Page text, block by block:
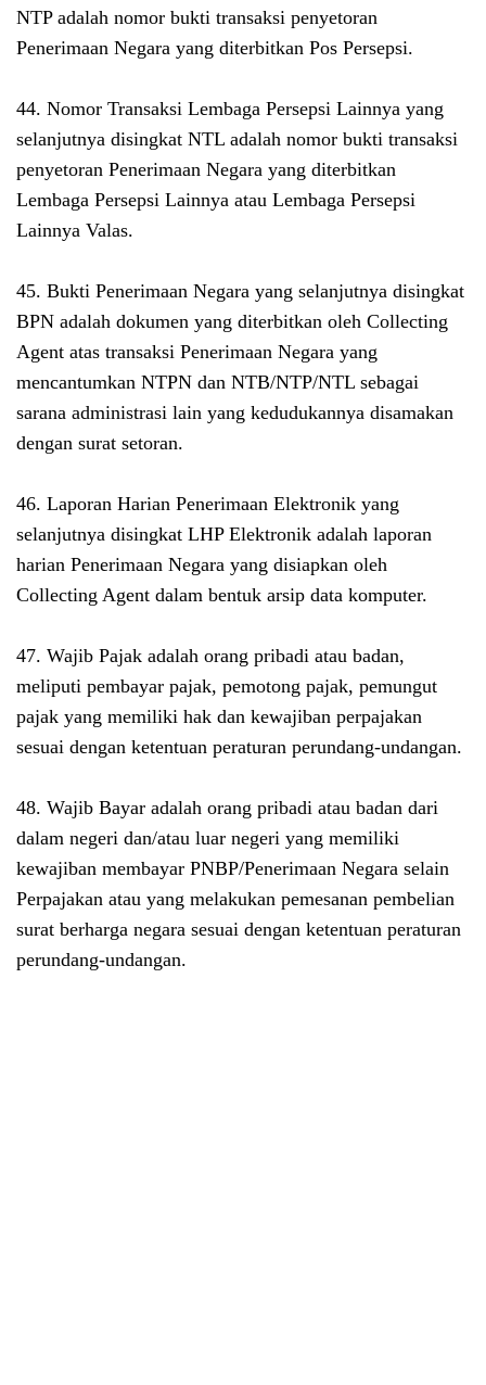
NTP adalah nomor bukti transaksi penyetoran
Penerimaan Negara yang diterbitkan Pos Persepsi.
44. Nomor Transaksi Lembaga Persepsi Lainnya yang
selanjutnya disingkat NTL adalah nomor bukti transaksi
penyetoran Penerimaan Negara yang diterbitkan
Lembaga Persepsi Lainnya atau Lembaga Persepsi
Lainnya Valas.
45. Bukti Penerimaan Negara yang selanjutnya disingkat
BPN adalah dokumen yang diterbitkan oleh Collecting
Agent atas transaksi Penerimaan Negara yang
mencantumkan NTPN dan NTB/NTP/NTL sebagai
sarana administrasi lain yang kedudukannya disamakan
dengan surat setoran.
46. Laporan Harian Penerimaan Elektronik yang
selanjutnya disingkat LHP Elektronik adalah laporan
harian Penerimaan Negara yang disiapkan oleh
Collecting Agent dalam bentuk arsip data komputer.
47. Wajib Pajak adalah orang pribadi atau badan,
meliputi pembayar pajak, pemotong pajak, pemungut
pajak yang memiliki hak dan kewajiban perpajakan
sesuai dengan ketentuan peraturan perundang-undangan.
48. Wajib Bayar adalah orang pribadi atau badan dari
dalam negeri dan/atau luar negeri yang memiliki
kewajiban membayar PNBP/Penerimaan Negara selain
Perpajakan atau yang melakukan pemesanan pembelian
surat berharga negara sesuai dengan ketentuan peraturan
perundang-undangan.